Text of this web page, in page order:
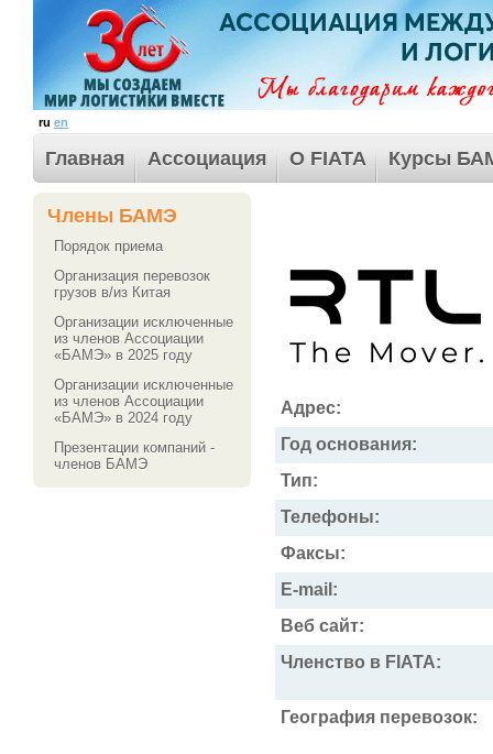
ru en
Главная Ассоциация О FIATA Курсы
Члены БАМЭ
Порядок приема
Организация перевозок
грузов в/из Китая
Организации исключенные
из членов Ассоциации
«БАМЭ» в 2025 году
Организации исключенные
из членов Ассоциации
«БАМЭ» в 2024 году
Презентации компаний -
членов БАМЭ
Адрес:
Год основания:
Тип:
Телефоны:
Факсы:
E-mail:
Веб сайт:
Членство в FIATA:
География перевозок: